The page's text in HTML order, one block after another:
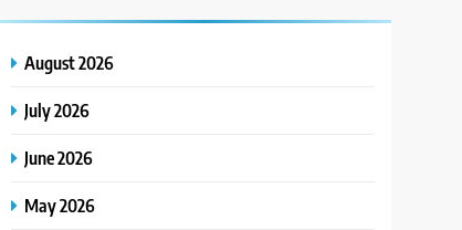
August 2026
July 2026
June 2026
May 2026